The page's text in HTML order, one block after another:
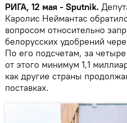
РИГА, 12 мая - Sputnik.
Каролис Неймантас
вопросом относительно
белорусских удобрений
По его подсчетам, за
от этого минимум 1,1
как другие страны
поставках.